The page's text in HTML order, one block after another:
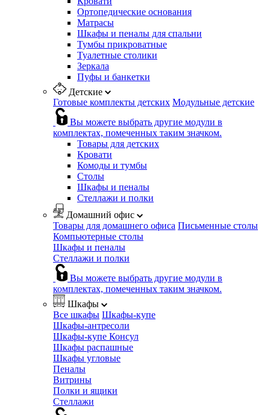
Ортопедические основания
Матрасы
Шкафы и пеналы для спальни
Тумбы прикроватные
Туалетные столики
Зеркала
Пуфы и банкетки
Детские
Готовые комплекты детских Модульные детские
Вы можете выбрать другие модули в
комплектах, помеченных таким значком.
Товары для детских
Кровати
Комоды и тумбы
Столы
Шкафы и пеналы
Стеллажи и полки
Домашний офис
Товары для домашнего офиса Письменные столы
Компьютерные столы
Шкафы и пеналы
Стеллажи и полки
Вы можете выбрать другие модули в
комплектах, помеченных таким значком.
Шкафы
Все шкафы Шкафы-купе
Шкафы-антресоли
Шкафы-купе Консул
Шкафы распашные
Шкафы угловые
Пеналы
Витрины
Полки и ящики
Стеллажи